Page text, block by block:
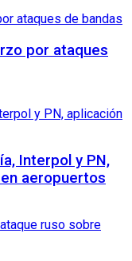
por ataques
Interpol y PN,
aeropuertos